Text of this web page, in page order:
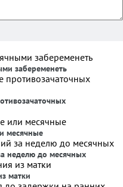
забеременеть
месячные
неделю до месячных
матки